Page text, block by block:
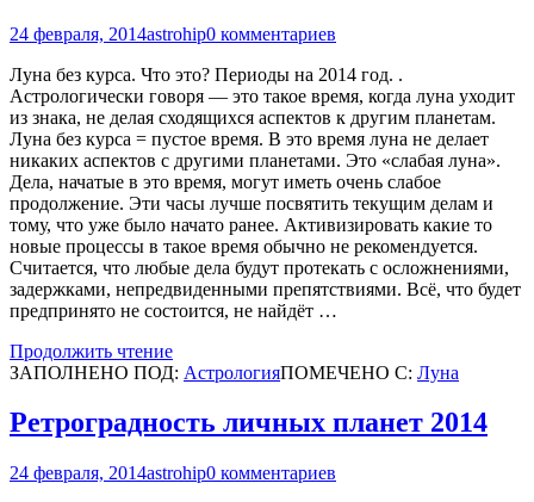
24 февраля, 2014astrohip0 комментариев
Луна без курса. Что это? Периоды на 2014 год. .
Астрологически говоря — это такое время, когда луна уходит
из знака, не делая сходящихся аспектов к другим планетам.
Луна без курса = пустое время. В это время луна не делает
никаких аспектов с другими планетами. Это «слабая луна».
Дела, начатые в это время, могут иметь очень слабое
продолжение. Эти часы лучше посвятить текущим делам и
тому, что уже было начато ранее. Активизировать какие то
новые процессы в такое время обычно не рекомендуется.
Считается, что любые дела будут протекать с осложнениями,
задержками, непредвиденными препятствиями. Всё, что будет
предпринято не состоится, не найдёт …
Продолжить чтение
ЗАПОЛНЕНО ПОД: АстрологияПОМЕЧЕНО С: Луна
Ретроградность личных планет 2014
24 февраля, 2014astrohip0 комментариев